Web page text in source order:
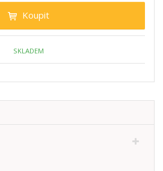
Koupit
SKLADEM